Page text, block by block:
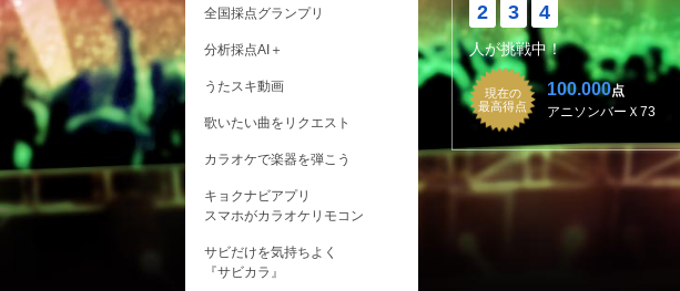
2 3 4
人が挑戦中！
現在の
最高得点
100.000点
アニソンバーＸ73
全国採点グランプリ
分析採点AI＋
うたスキ動画
歌いたい曲をリクエスト
カラオケで楽器を弾こう
キョクナビアプリ
スマホがカラオケリモコン
サビだけを気持ちよく
『サビカラ』